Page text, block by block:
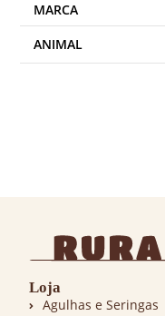
MARCA
ANIMAL
Loja
Agulhas e Seringas